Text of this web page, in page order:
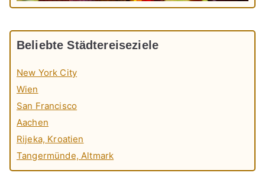
Beliebte Städtereiseziele
New York City
Wien
San Francisco
Aachen
Rijeka, Kroatien
Tangermünde, Altmark